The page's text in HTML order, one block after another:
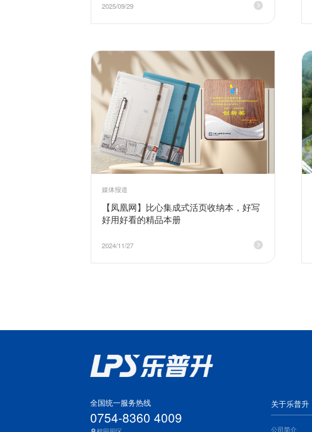
2025/09/29
媒体报道
【凤凰网】比心集成式活页收纳本，好写
好用好看的精品本册
2024/11/27
全国统一服务热线
0754-8360 4009
关于乐普升
公司简介